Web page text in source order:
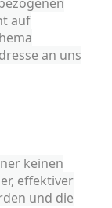
auf
an uns
keinen
effektiver
und die